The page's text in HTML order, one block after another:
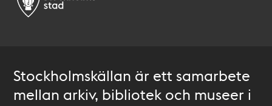
Stockholmskällan är ett samarbete
mellan arkiv, bibliotek och museer i